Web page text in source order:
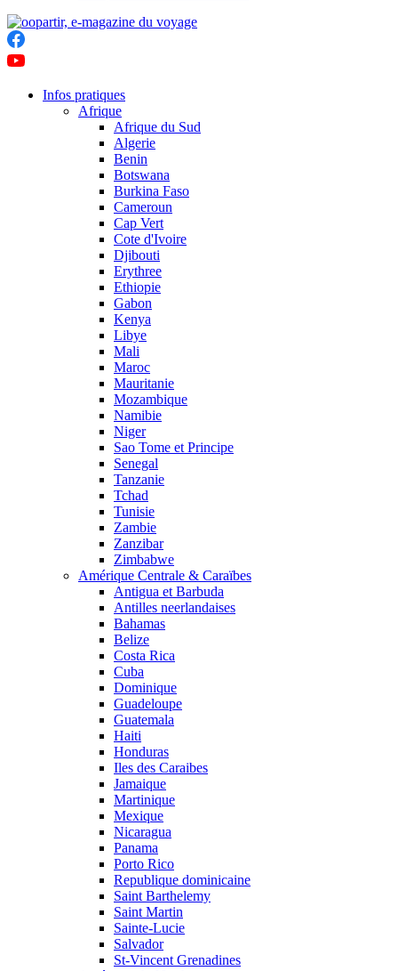
Infos pratiques
Afrique
Afrique du Sud
Algerie
Benin
Botswana
Burkina Faso
Cameroun
Cap Vert
Cote d'Ivoire
Djibouti
Erythree
Ethiopie
Gabon
Kenya
Libye
Mali
Maroc
Mauritanie
Mozambique
Namibie
Niger
Sao Tome et Principe
Senegal
Tanzanie
Tchad
Tunisie
Zambie
Zanzibar
Zimbabwe
Amérique Centrale & Caraïbes
Antigua et Barbuda
Antilles neerlandaises
Bahamas
Belize
Costa Rica
Cuba
Dominique
Guadeloupe
Guatemala
Haiti
Honduras
Iles des Caraibes
Jamaique
Martinique
Mexique
Nicaragua
Panama
Porto Rico
Republique dominicaine
Saint Barthelemy
Saint Martin
Sainte-Lucie
Salvador
St-Vincent Grenadines